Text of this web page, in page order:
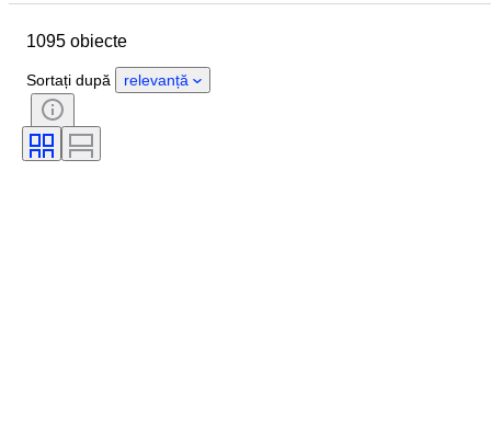
Țara de Proveniență
Extra
Subiect
Stil
Semnătură
Mișcarea ceasului
1095 obiecte
Sortați după relevanță